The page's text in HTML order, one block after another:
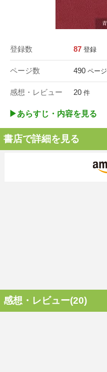
登録数 87 登録
ページ数 490 ページ
感想・レビュー 20 件
▶︎あらすじ・内容を見る
書店で詳細を見る
感想・レビュー(20)